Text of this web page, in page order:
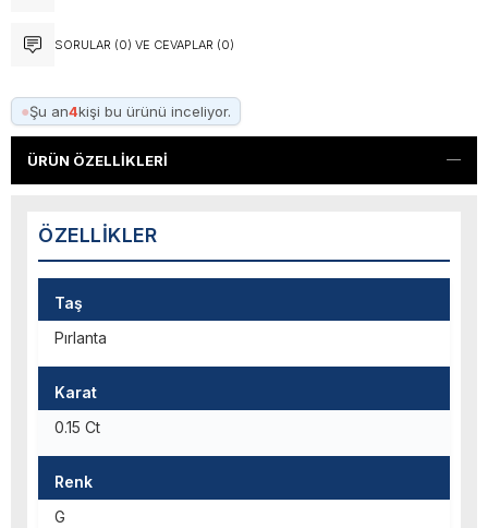
SORULAR (0) VE CEVAPLAR (0)
●Şu an4kişi bu ürünü inceliyor.
ÜRÜN ÖZELLIKLERI
ÖZELLIKLER
Taş
Pırlanta
Karat
0.15 Ct
Renk
G